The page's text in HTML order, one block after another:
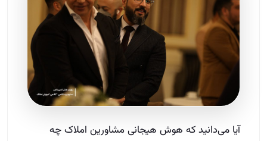
آیا می‌دانید که هوش هیجانی مشاورین املاک چه